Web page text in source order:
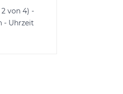
von 4) -
- Uhrzeit